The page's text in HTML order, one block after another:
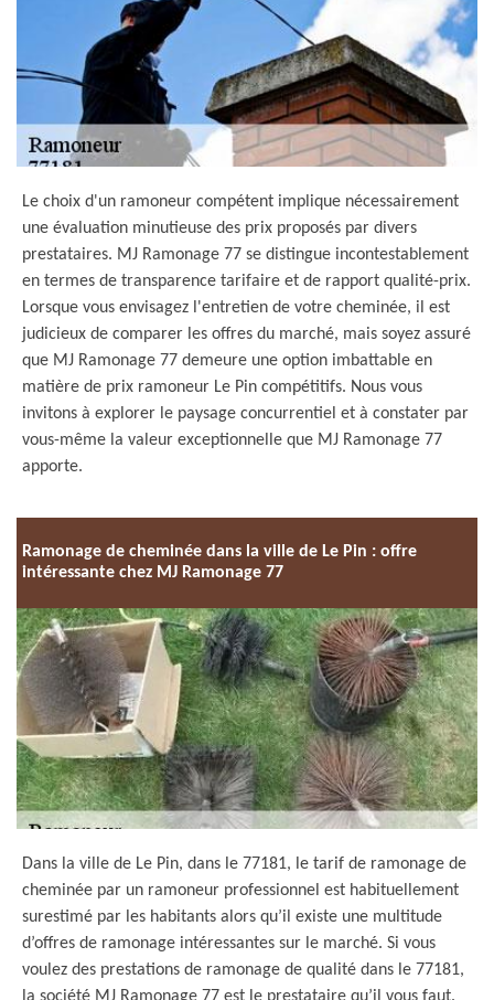
Le choix d'un ramoneur compétent implique nécessairement
une évaluation minutieuse des prix proposés par divers
prestataires. MJ Ramonage 77 se distingue incontestablement
en termes de transparence tarifaire et de rapport qualité-prix.
Lorsque vous envisagez l'entretien de votre cheminée, il est
judicieux de comparer les offres du marché, mais soyez assuré
que MJ Ramonage 77 demeure une option imbattable en
matière de prix ramoneur Le Pin compétitifs. Nous vous
invitons à explorer le paysage concurrentiel et à constater par
vous-même la valeur exceptionnelle que MJ Ramonage 77
apporte.
Ramonage de cheminée dans la ville de Le Pin : offre
intéressante chez MJ Ramonage 77
Dans la ville de Le Pin, dans le 77181, le tarif de ramonage de
cheminée par un ramoneur professionnel est habituellement
surestimé par les habitants alors qu’il existe une multitude
d’offres de ramonage intéressantes sur le marché. Si vous
voulez des prestations de ramonage de qualité dans le 77181,